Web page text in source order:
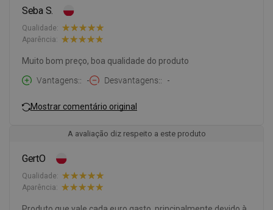
Seba S.
Qualidade:
Aparência:
Muito bom preço, boa qualidade do produto
Vantagens:
- Desvantagens: -
Mostrar comentário original
A avaliação diz respeito a este produto
GertO
Qualidade:
Aparência: